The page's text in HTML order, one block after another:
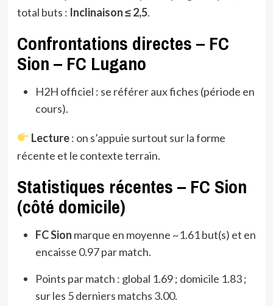
total buts : Inclinaison ≤ 2,5.
Confrontations directes – FC
Sion – FC Lugano
H2H officiel : se référer aux fiches (période en
cours).
Lecture: on s’appuie surtout sur la forme
récente et le contexte terrain.
Statistiques récentes – FC Sion
(côté domicile)
FC Sion marque en moyenne ~1.61 but(s) et en
encaisse 0.97 par match.
Points par match : global 1.69 ; domicile 1.83 ;
sur les 5 derniers matchs 3.00.